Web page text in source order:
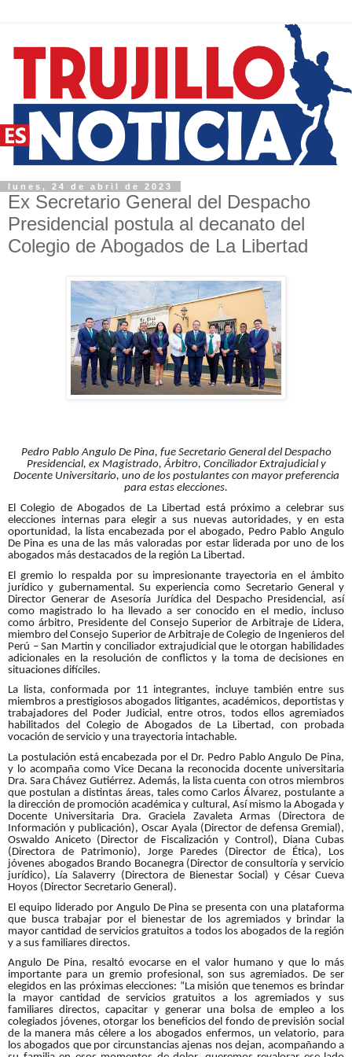
lunes, 24 de abril de 2023
Ex Secretario General del Despacho
Presidencial postula al decanato del
Colegio de Abogados de La Libertad
Pedro Pablo Angulo De Pina, fue Secretario General del Despacho
Presidencial, ex Magistrado, Árbitro, Conciliador Extrajudicial y
Docente Universitario, uno de los postulantes con mayor preferencia
para estas elecciones.
El Colegio de Abogados de La Libertad está próximo a celebrar sus
elecciones internas para elegir a sus nuevas autoridades, y en esta
oportunidad, la lista encabezada por el abogado, Pedro Pablo Angulo
De Pina es una de las más valoradas por estar liderada por uno de los
abogados más destacados de la región La Libertad.
El gremio lo respalda por su impresionante trayectoria en el ámbito
jurídico y gubernamental. Su experiencia como Secretario General y
Director Generar de Asesoría Jurídica del Despacho Presidencial, así
como magistrado lo ha llevado a ser conocido en el medio, incluso
como árbitro, Presidente del Consejo Superior de Arbitraje de Lidera,
miembro del Consejo Superior de Arbitraje de Colegio de Ingenieros del
Perú – San Martin y conciliador extrajudicial que le otorgan habilidades
adicionales en la resolución de conflictos y la toma de decisiones en
situaciones difíciles.
La lista, conformada por 11 integrantes, incluye también entre sus
miembros a prestigiosos abogados litigantes, académicos, deportistas y
trabajadores del Poder Judicial, entre otros, todos ellos agremiados
habilitados del Colegio de Abogados de La Libertad, con probada
vocación de servicio y una trayectoria intachable.
La postulación está encabezada por el Dr. Pedro Pablo Angulo De Pina,
y lo acompaña como Vice Decana la reconocida docente universitaria
Dra. Sara Chávez Gutiérrez. Además, la lista cuenta con otros miembros
que postulan a distintas áreas, tales como Carlos Álvarez, postulante a
la dirección de promoción académica y cultural, Así mismo la Abogada y
Docente Universitaria Dra. Graciela Zavaleta Armas (Directora de
Información y publicación), Oscar Ayala (Director de defensa Gremial),
Oswaldo Aniceto (Director de Fiscalización y Control), Diana Cubas
(Directora de Patrimonio), Jorge Paredes (Director de Ética), Los
jóvenes abogados Brando Bocanegra (Director de consultoría y servicio
jurídico), Lía Salaverry (Directora de Bienestar Social) y César Cueva
Hoyos (Director Secretario General).
El equipo liderado por Angulo De Pina se presenta con una plataforma
que busca trabajar por el bienestar de los agremiados y brindar la
mayor cantidad de servicios gratuitos a todos los abogados de la región
y a sus familiares directos.
Angulo De Pina, resaltó evocarse en el valor humano y que lo más
importante para un gremio profesional, son sus agremiados. De ser
elegidos en las próximas elecciones: “La misión que tenemos es brindar
la mayor cantidad de servicios gratuitos a los agremiados y sus
familiares directos, capacitar y generar una bolsa de empleo a los
colegiados jóvenes, otorgar los beneficios del fondo de previsión social
de la manera más célere a los abogados enfermos, un velatorio, para
los abogados que por circunstancias ajenas nos dejan, acompañando a